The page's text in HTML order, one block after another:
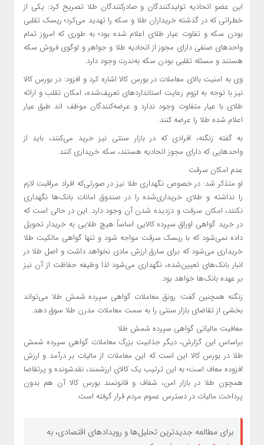
این عضو اتحادیه تولیدکنندگان و صادرکنندگان طلا تصریح کرد: یکی از
خطراتی که در گذشته خریداران طلا و سکه را تهدید می‌کرد؛ ریسک تقلبی
بودن سکه و تفاوت عیار طلای اعلام شده بود؛ به طوری که امروز تمام
واحدهای صنفی دارای مجوز از اتحادیه طلا و جواهر و لوگوی فروش سکه
هستند و مسئله تقلبی بودن سکه به‌ندرت وجود دارد.
وی به امنیت بالای معاملات در بورس کالا اشاره کرد و افزود: در بورس کالا
نیز با توجه به لزوم رعایت استانداردهای تعریف‌شده، امکان تقلب و ارائه
طلای با عیار متفاوت وجود ندارد و عرضه‌کنندگان موظف اند طبق عیار
اعلام شده طلا را عرضه کنند.
به گفته زنگنه، افرادی که در بازار سنتی نیز خرید می‌کنند، باید از
واحدهایی که دارای مجوز اتحادیه هستند، سکه خریداری کنند.
عدم امکان سرقت
او متذکر شد: در خصوص نگهداری طلا نیز در صورتی‌که افراد مراقبت لازم
را نداشته و طلای خریداری‌شده را در صندوق امانات بانک‌ها نگهداری
نکنند، امکان سرقت و دزدیده شدن آن وجود دارد. این در حالی است که
در خرید گواهی اوراق سپرده کالایی اساساً هیچ طلایی به خریدار تحویل
داده نمی‌شود که با ریسک سرقت مواجه شود و تنها گواهی مالکیت طلا
خریداری می‌شود که برای سارق ارزش مادی نخواهد داشت و اصل طلا در
انبار بانک‌های تعیین‌شده، نگهداری می‌شود لذا وظیفه حفاظت از آن نیز
بر عهده بانک‌ها خواهد بود.
زنگنه همچنین گفت: رونق معاملات گواهی سپرده شمش طلا می‌تواند
بخشی از تقاضای بازار سنتی را به سمت معاملات مدرن طلا سوق دهد.
معافیت مالیاتی گواهی سپرده شمش طلا
براساس این گزارش، دیگر جذابیت بزرگ معاملات گواهی سپرده شمش
طلا در بورس کالا این است که این معاملات از مالیات بر درآمد و ارزش
افزوده معاف است؛ به این ترتیب یک کالای ارزشمند، نقدشونده و پرتقاضا
همچون طلا در بازار امن، شفاف و قانونمند بورس کالا آن هم بدون
پرداخت مالیات در دسترس عموم مردم قرار گرفته است.
برای مطالعه جدیدترین تحلیل‌ها و رویدادهای اقتصادی، به